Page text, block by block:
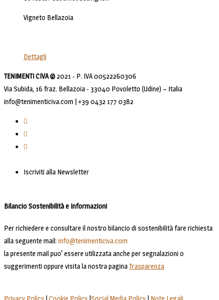
Vigneto Bellazoia
Dettagli
TENIMENTI CIVA ©2021 - P. IVA 00522260306
Via Subida, 16 fraz. Bellazoia - 33040 Povoletto (Udine) – Italia
info@tenimenticiva.com | +39 0432 177 0382
Iscriviti alla Newsletter
Bilancio Sostenibilità e Informazioni
Per richiedere e consultare il nostro bilancio di sostenibilità fare richiesta
alla seguente mail: info@tenimenticiva.com
la presente mail puo' essere utilizzata anche per segnalazioni o
suggerimenti oppure visita la nostra paginaTrasparenza
Privacy Policy | Cookie Policy |Social Media Policy | Note Legali